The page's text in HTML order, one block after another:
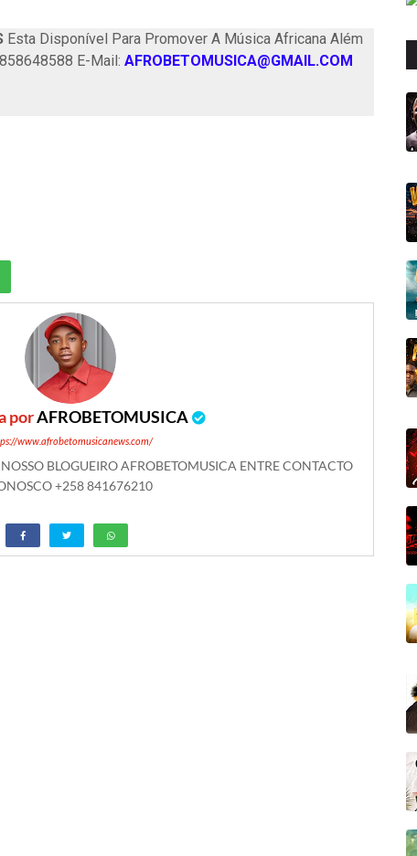
Esta Disponível Para Promover A Música Africana Além
E-Mail: AFROBETOMUSICA@GMAIL.COM
porAFROBETOMUSICA
www.afrobetomusicanews.com/
BLOGUEIRO AFROBETOMUSICA ENTRE CONTACTO
+258 841676210